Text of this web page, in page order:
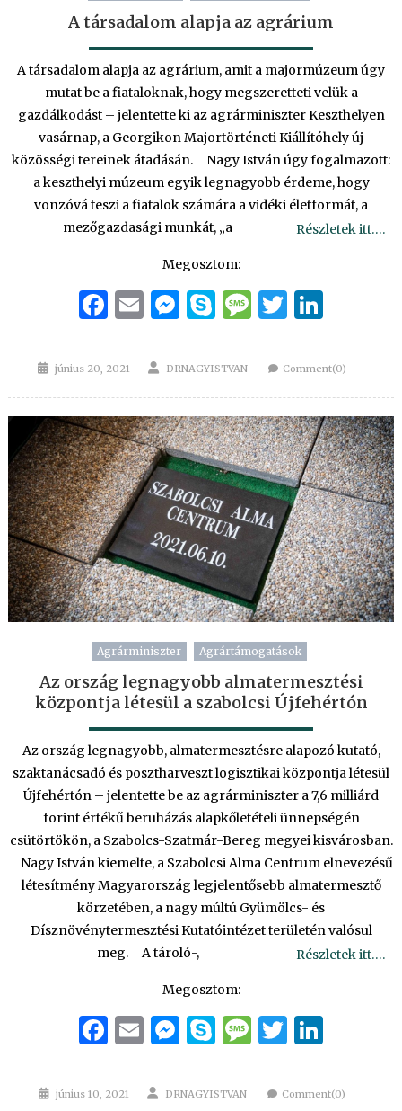
A társadalom alapja az agrárium
A társadalom alapja az agrárium, amit a majormúzeum úgy
mutat be a fiataloknak, hogy megszeretteti velük a
gazdálkodást – jelentette ki az agrárminiszter Keszthelyen
vasárnap, a Georgikon Majortörténeti Kiállítóhely új
közösségi tereinek átadásán. Nagy István úgy fogalmazott:
a keszthelyi múzeum egyik legnagyobb érdeme, hogy
vonzóvá teszi a fiatalok számára a vidéki életformát, a
mezőgazdasági munkát, „a
Részletek itt….
Megosztom:
Facebook
EmailMessenger
Skype
Message
Twitter
Posted
június 20, 2021 Author
DRNAGYISTVAN Comment(0)
Agrárminiszter Agrártámogatások
Az ország legnagyobb almatermesztési
központja létesül a szabolcsi Újfehértón
Az ország legnagyobb, almatermesztésre alapozó kutató,
szaktanácsadó és posztharveszt logisztikai központja létesül
Újfehértón – jelentette be az agrárminiszter a 7,6 milliárd
forint értékű beruházás alapkőletételi ünnepségén
csütörtökön, a Szabolcs-Szatmár-Bereg megyei kisvárosban.
Nagy István kiemelte, a Szabolcsi Alma Centrum elnevezésű
létesítmény Magyarország legjelentősebb almatermesztő
körzetében, a nagy múltú Gyümölcs- és
Dísznövénytermesztési Kutatóintézet területén valósul
meg. A tároló-,
Részletek itt….
Megosztom:
Facebook
EmailMessenger
Skype
Message
Twitter
Posted
június 10, 2021 Author
DRNAGYISTVAN Comment(0)